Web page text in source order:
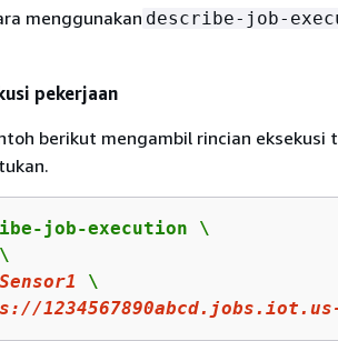
menggunakan describe-job-
pekerjaan
berikut mengambil rincian eksekusi
job-execution \
\
://1234567890